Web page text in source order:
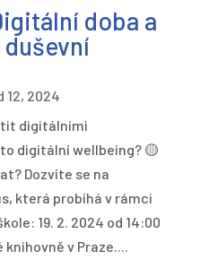
doba a
12, 2024
digitálními
digitální wellbeing? 🟡
Dozvíte se na
která probíhá v rámci
19. 2. 2024 od 14:00
v Praze....